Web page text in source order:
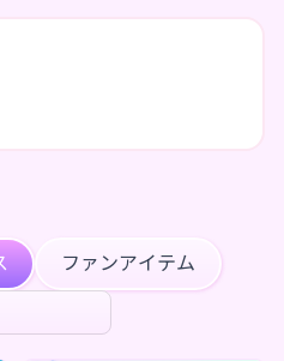
ファンアイテム